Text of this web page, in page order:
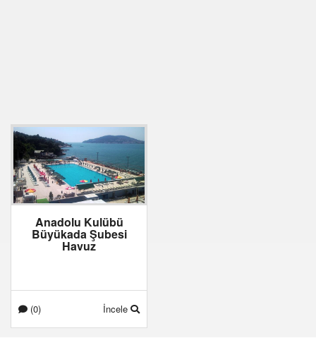
Anadolu Kulübü
Büyükada Şubesi
Havuz
(0) İncele